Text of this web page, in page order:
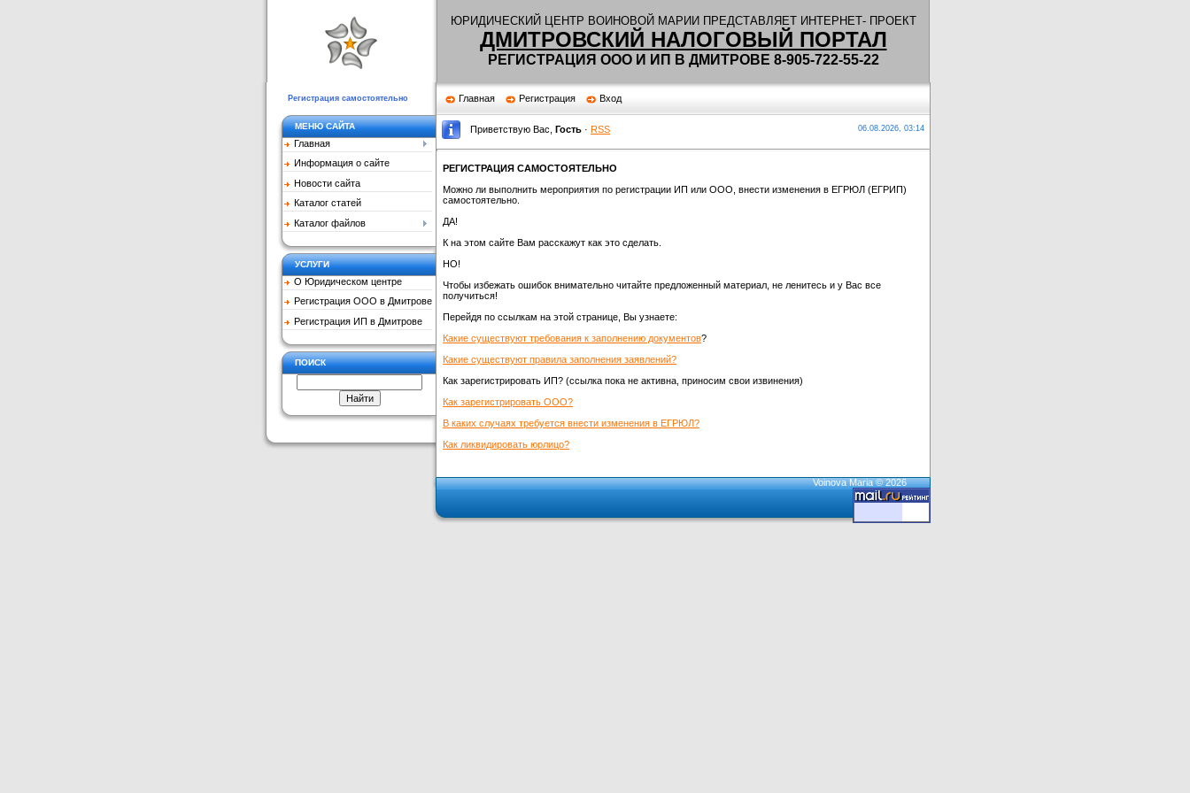
ЮРИДИЧЕСКИЙ ЦЕНТР ВОИНОВОЙ МАРИИ ПРЕДСТАВЛЯЕТ ИНТЕРНЕТ- ПРОЕКТ
ДМИТРОВСКИЙ НАЛОГОВЫЙ ПОРТАЛ
РЕГИСТРАЦИЯ ООО И ИП В ДМИТРОВЕ 8-905-722-55-22
Регистрация самостоятельно Главная Регистрация Вход
МЕНЮ САЙТА
Главная
Информация о сайте
Новости сайта
Каталог статей
Каталог файлов
УСЛУГИ
О Юридическом центре
Регистрация ООО в Дмитрове
Регистрация ИП в Дмитрове
ПОИСК
Приветствую Вас Гость · RSS 06.08.2026, 03:14
РЕГИСТРАЦИЯ САМОСТОЯТЕЛЬНО
Можно ли выполнить мероприятия по регистрации ИП или ООО, внести изменения в ЕГРЮЛ (ЕГРИП)
самостоятельно.
ДА!
К на этом сайте Вам расскажут как это сделать.
НО!
Чтобы избежать ошибок внимательно читайте предложенный материал, не ленитесь и у Вас все
получиться!
Перейдя по ссылкам на этой странице, Вы узнаете:
Какие существуют требования к заполнению документов?
Какие существуют правила заполнения заявлений?
Как зарегистрировать ИП? (ссылка пока не активна, приносим свои извинения)
Как зарегистрировать ООО?
В каких случаях требуется внести изменения в ЕГРЮЛ?
Как ликвидировать юрлицо?
Voinova Maria © 2026